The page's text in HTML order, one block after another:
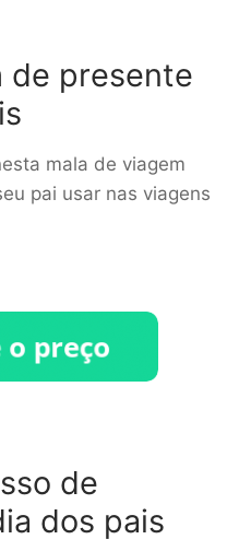
de presente
mala de viagem
pai usar nas viagens
de
dos pais